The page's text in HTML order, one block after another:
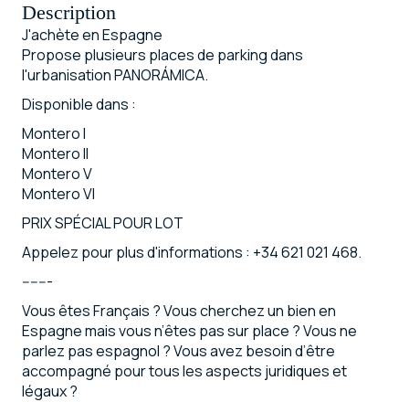
Description
J'achète en Espagne
Propose plusieurs places de parking dans
l'urbanisation PANORÁMICA.
Disponible dans :
Montero I
Montero II
Montero V
Montero VI
PRIX SPÉCIAL POUR LOT
Appelez pour plus d'informations : +34 621 021 468.
-------
Vous êtes Français ? Vous cherchez un bien en
Espagne mais vous n’êtes pas sur place ? Vous ne
parlez pas espagnol ? Vous avez besoin d’être
accompagné pour tous les aspects juridiques et
légaux ?